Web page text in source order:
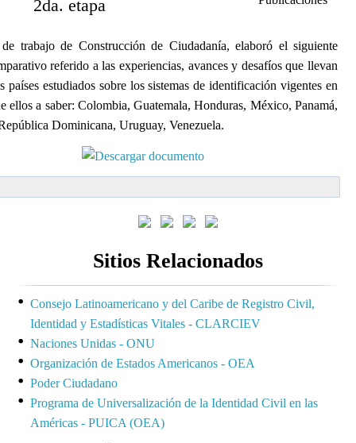
2da. etapa
trabajo de Construcción de Ciudadanía, elaboró el siguiente
referido a las experiencias, avances y desafíos que llevan
países estudiados sobre los sistemas de identificación vigentes en
ellos a saber: Colombia, Guatemala, Honduras, México, Panamá,
Dominicana, Uruguay, Venezuela.
Sitios Relacionados
Consejo Latinoamericano y del Caribe de Registro Civil,
Identidad y Estadísticas Vitales - CLARCIEV
Naciones Unidas - ONU
Organización de Estados Americanos - OEA
Poder Ciudadano
Programa de Universalización de la Identidad Civil en las
Américas - PUICA (OEA)